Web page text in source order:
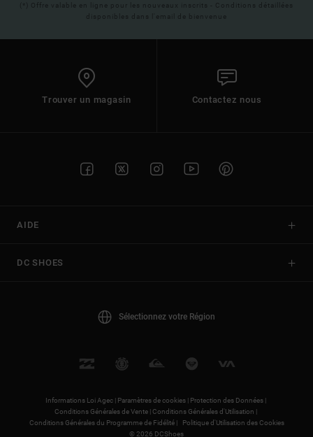
(*) Offre valable en ligne pour les nouveaux inscrits - Conditions détaillées
disponibles dans l'email de bienvenue
Trouver un magasin Contactez nous
AIDE
DC SHOES
Sélectionnez votre Région
Informations Loi Agec | Paramètres de cookies |
Protection des Données |
Conditions Générales de Vente | Conditions Générales d'Utilisation |
Conditions Générales du Programme de Fidélité |
Politique d'Utilisation des Cookies
© 2026 DCShoes